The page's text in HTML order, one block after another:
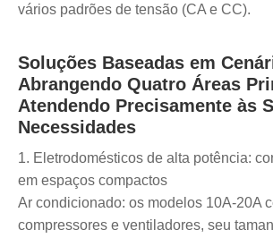
vários padrões de tensão (CA e CC).
Soluções Baseadas em
Abrangendo Quatro Áreas
Atendendo Precisamente às
Necessidades
1. Eletrodomésticos de alta potência:
em espaços compactos
Ar condicionado: os modelos 10A-20A
compressores e ventiladores, seu